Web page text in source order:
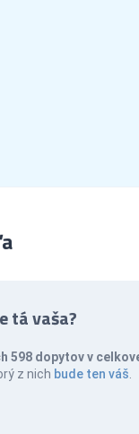
tá vaša?
598 dopytov v
z nich bude ten váš